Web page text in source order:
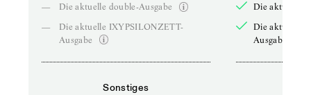
—
Die aktuelle double-Ausgabe
—
Die aktuelle IXYPSILONZETT-
Ausgabe
Sonstiges
Die aktuelle
Die aktuelle
Ausgabe